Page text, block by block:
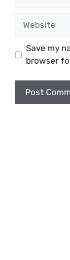
Save my
browser